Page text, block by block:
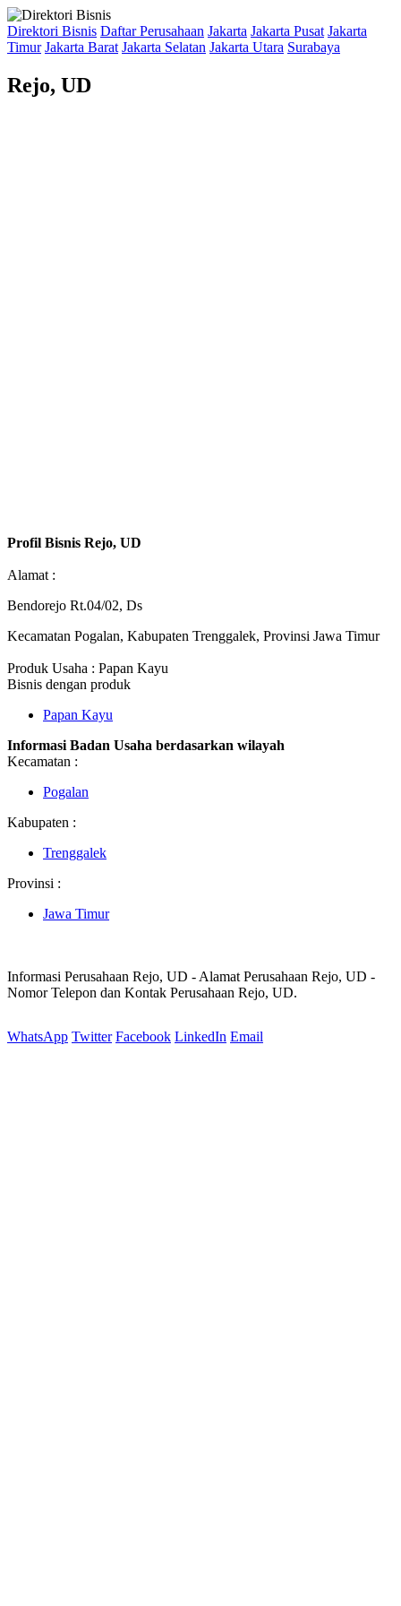
Direktori Bisnis Daftar Perusahaan Jakarta Jakarta Pusat Jakarta
Timur Jakarta Barat Jakarta Selatan Jakarta Utara Surabaya
Rejo, UD
Profil Bisnis Rejo, UD
Alamat :
Bendorejo Rt.04/02, Ds
Kecamatan Pogalan, Kabupaten Trenggalek, Provinsi Jawa Timur
Produk Usaha : Papan Kayu
Bisnis dengan produk
Papan Kayu
Informasi Badan Usaha berdasarkan wilayah
Kecamatan :
Pogalan
Kabupaten :
Trenggalek
Provinsi :
Jawa Timur
Informasi Perusahaan Rejo, UD - Alamat Perusahaan Rejo, UD -
Nomor Telepon dan Kontak Perusahaan Rejo, UD.
WhatsApp Twitter Facebook LinkedIn Email